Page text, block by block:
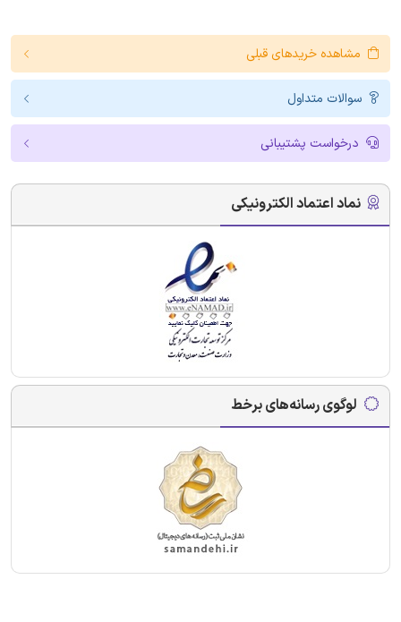
مشاهده خریدهای قبلی
سوالات متداول
درخواست پشتیبانی
نماد اعتماد الکترونیکی
لوگوی رسانه‌های برخط